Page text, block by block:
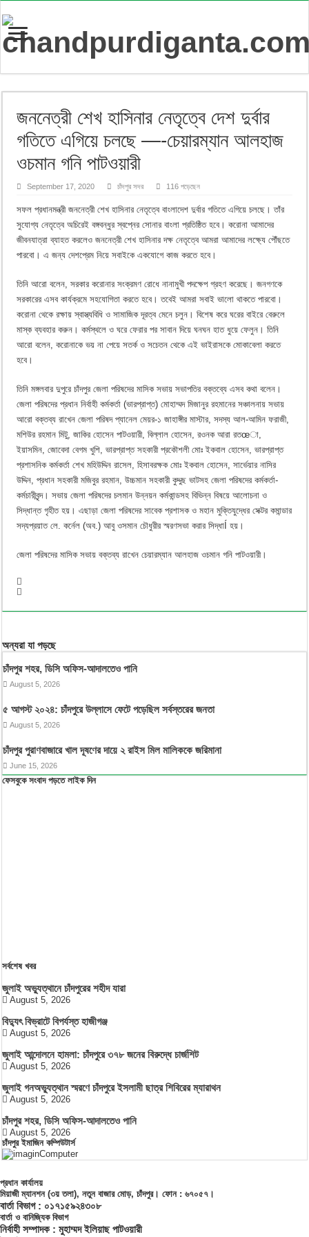
জননেত্রী শেখ হাসিনার নেতৃত্বে দেশ দুর্বার
গতিতে এগিয়ে চলছে —-চেয়ারম্যান আলহাজ
ওচমান গনি পাটওয়ারী
September 17, 2020 চাঁদপুর সদর 116 পড়েছেন
সফল প্রধানমন্ত্রী জননেত্রী শেখ হাসিনার নেতৃত্বে বাংলাদেশ দুর্বার গতিতে এগিয়ে চলছে। তাঁর
সুযোগ্য নেতৃত্বে অচিরেই বঙ্গবন্ধুর স্বপ্নের সোনার বাংলা প্রতিষ্ঠিত হবে। করোনা আমাদের
জীবনযাত্রা ব্যাহত করলেও জননেত্রী শেখ হাসিনার দক্ষ নেতৃত্বে আমরা আমাদের লক্ষ্যে পৌঁছতে
পারবো। এ জন্য দেশপ্রেম নিয়ে সবাইকে একযোগে কাজ করতে হবে।
তিনি আরো বলেন, সরকার করোনার সংক্রমণ রোধে নানামুখী পদক্ষেপ গ্রহণ করেছে। জনগণকে
সরকারের এসব কার্যক্রমে সহযোগিতা করতে হবে। তবেই আমরা সবাই ভালো থাকতে পারবো।
করোনা থেকে রক্ষায় স্বাস্ত্যবিধি ও সামাজিক দূরত্ব মেনে চলুন। বিশেষ করে ঘরের বাইরে বেরুলে
মাস্ক ব্যবহার করুন। কর্মস্থলে ও ঘরে ফেরার পর সাবান দিয়ে ঘনঘন হাত ধুয়ে ফেলুন। তিনি
আরো বলেন, করোনাকে ভয় না পেয়ে সতর্ক ও সচেতন থেকে এই ভাইরাসকে মোকাবেলা করতে
হবে।
তিনি মঙ্গলবার দুপুরে চাঁদপুর জেলা পরিষদের মাসিক সভায় সভাপতির বক্তব্যে এসব কথা বলেন।
জেলা পরিষদের প্রধান নির্বাহী কর্মকর্তা (ভারপ্রাপ্ত) মোহাম্মদ মিজানুর রহমানের সঞ্চালনায় সভায়
আরো বক্তব্য রাখেন জেলা পরিষদ প্যানেল মেয়র-১ জাহাঙ্গীর মাস্টার, সদস্য আল-আমিন ফরাজী,
মশিউর রহমান মিটু, জাকির হোসেন পাটওয়ারী, বিল্লাল হোসেন, রওনক আরা রতœা,
ইয়াসমিন, জোবেদা বেগম খুশি, ভারপ্রাপ্ত সহকারী প্রকৌশলী মোঃ ইকবাল হোসেন, ভারপ্রাপ্ত
প্রশাসনিক কর্মকর্তা শেখ মহিউদ্দিন রাসেল, হিসাবরক্ষক মোঃ ইকবাল হোসেন, সার্ভেয়ার নাসির
উদ্দিন, প্রধান সহকারী মজিবুর রহমান, উচ্চমান সহকারী কুদ্দুছ ভাটসহ জেলা পরিষদের কর্মকর্তা-
কর্মচারীবৃন্দ। সভায় জেলা পরিষদের চলমান উন্নয়ন কর্মকান্ডসহ বিভিন্ন বিষয়ে আলোচনা ও
সিদ্ধান্ত গৃহীত হয়। এছাড়া জেলা পরিষদের সাবেক প্রশাসক ও মহান মুক্তিযুদ্ধের সেক্টর কমান্ডার
সদ্যপ্রয়াত লে. কর্নেল (অব.) আবু ওসমান চৌধুরীর স্মরণসভা করার সিদ্ধাÍ হয়।
জেলা পরিষদের মাসিক সভায় বক্তব্য রাখেন চেয়ারম্যান আলহাজ ওচমান গনি পাটওয়ারী।
অন্যরা যা পড়ছে
চাঁদপুর শহর, ডিসি অফিস-আদালতেও পানি
August 5, 2026
৫ আগস্ট ২০২৪: চাঁদপুরে উল্লাসে ফেটে পড়েছিল সর্বস্তরের জনতা
August 5, 2026
চাঁদপুর পুরাণবাজারে খাল দূষণের দায়ে ২ রাইস মিল মালিককে জরিমানা
June 15, 2026
ফেসবুকে সংবাদ পড়তে লাইক দিন
সর্বশেষ খবর
জুলাই অভ্যুত্থানে চাঁদপুরের শহীদ যারা
August 5, 2026
বিদ্যুৎ বিভ্রাটে বিপর্যস্ত হাজীগঞ্জ
August 5, 2026
জুলাই আন্দোলনে হামলা: চাঁদপুরে ৩৭৮ জনের বিরুদ্ধে চার্জশিট
August 5, 2026
জুলাই গনঅভ্যুত্থান স্মরণে চাঁদপুরে ইসলামী ছাত্র শিবিরের ম্যারাথন
August 5, 2026
চাঁদপুর শহর, ডিসি অফিস-আদালতেও পানি
August 5, 2026
চাঁদপুর ইমাজিন কম্পিউটার্স
প্রধান কার্যালয়
মিয়াজী ম্যানশন (৩য় তলা), নতুন বাজার মোড়, চাঁদপুর। ফোন : ৬৭০৫৭।
বার্তা বিভাগ : ০১৭১৫৯২৪৩০৮
বার্তা ও বানিজ্যিক বিভাগ
নির্বাহী সম্পাদক : মুহাম্মদ ইলিয়াছ পাটওয়ারী